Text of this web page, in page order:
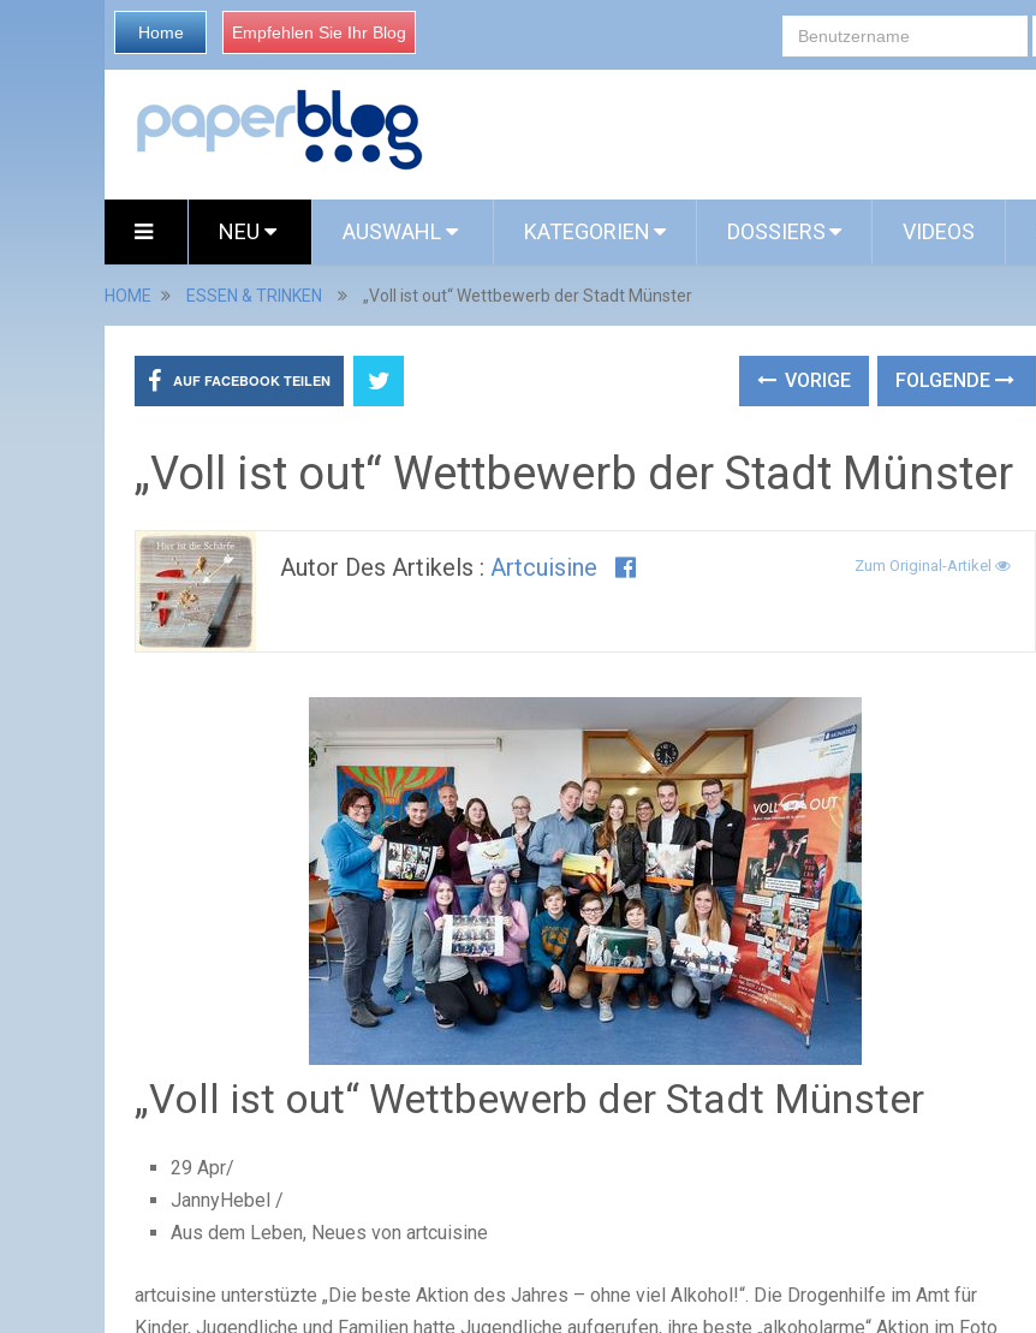
Home Empfehlen Sie Ihr Blog
NEU AUSWAHL KATEGORIEN DOSSIERS VIDEOS
HOME ESSEN & TRINKEN „Voll ist out“ Wettbewerb der Stadt Münster
AUF FACEBOOK TEILEN VORIGE FOLGENDE
„Voll ist out“ Wettbewerb der Stadt Münster
Autor Des Artikels : Artcuisine Zum Original-Artikel
„Voll ist out“ Wettbewerb der Stadt Münster
29 Apr/
JannyHebel /
Aus dem Leben, Neues von artcuisine
artcuisine unterstüzte „Die beste Aktion des Jahres – ohne viel Alkohol!“. Die Drogenhilfe im Amt für
Kinder, Jugendliche und Familien hatte Jugendliche aufgerufen, ihre beste „alkoholarme“ Aktion im Foto